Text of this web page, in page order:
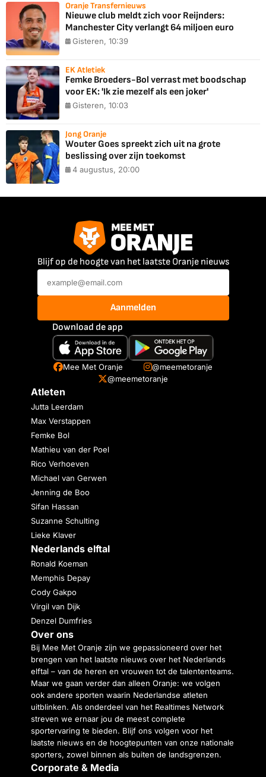
Oranje Transfernieuws
Nieuwe club meldt zich voor Reijnders:
Manchester City verlangt 64 miljoen euro
Gisteren, 10:39
EK Atletiek
Femke Broeders-Bol verrast met boodschap
voor EK: 'Ik zie mezelf als een joker'
Gisteren, 10:03
Jong Oranje
Wouter Goes spreekt zich uit na grote
beslissing over zijn toekomst
4 augustus, 20:00
Blijf op de hoogte van het laatste Oranje nieuws
Aanmelden
Download de app
Mee Met Oranje
@meemetoranje
@meemetoranje
Atleten
Jutta Leerdam
Max Verstappen
Femke Bol
Mathieu van der Poel
Rico Verhoeven
Michael van Gerwen
Jenning de Boo
Sifan Hassan
Suzanne Schulting
Lieke Klaver
Nederlands elftal
Ronald Koeman
Memphis Depay
Cody Gakpo
Virgil van Dijk
Denzel Dumfries
Over ons
Bij Mee Met Oranje zijn we gepassioneerd over het
brengen van het laatste nieuws over het Nederlands
elftal – van de heren en vrouwen tot de talententeams.
Maar we gaan verder dan alleen Oranje: we volgen
ook andere sporten waarin Nederlandse atleten
uitblinken. Als onderdeel van het Realtimes Network
streven we ernaar jou de meest complete
sportervaring te bieden. Blijf ons volgen voor het
laatste nieuws en de hoogtepunten van onze nationale
sporters, zowel binnen als buiten de landsgrenzen.
Corporate & Media